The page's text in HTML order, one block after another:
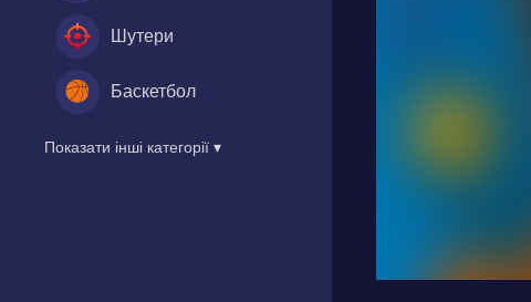
Шутери
Баскетбол
Показати інші категорії ▾